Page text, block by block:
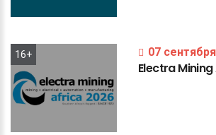
16+ 07
ElectraMining